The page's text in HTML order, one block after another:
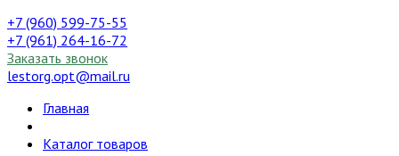
+7 (960) 599-75-55
+7 (961) 264-16-72
Заказать звонок
lestorg.opt@mail.ru
Главная
Каталог товаров